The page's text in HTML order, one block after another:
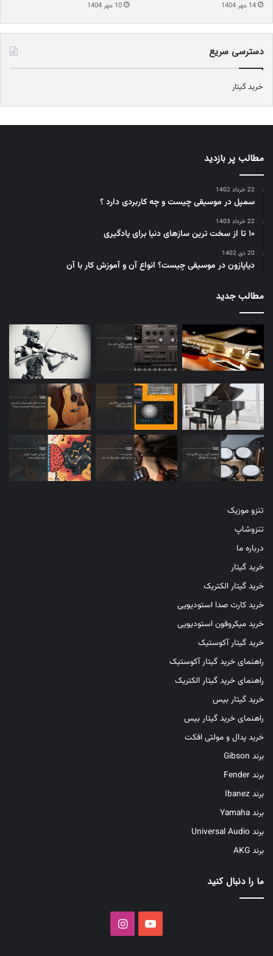
14 مهر 1404 10 مهر 1404
دسترسی سریع
خرید گیتار
مطالب پر بازدید
22 خرداد 1402
سمپل در موسیقی چیست و چه کاربردی دارد ؟
22 خرداد 1403
۱۰ تا از سخت ترین سازهای دنیا برای یادگیری
20 دی 1402
دیاپازون در موسیقی چیست؟ انواع آن و آموزش کار با آن
مطالب جدید
تنزو موزیک
تنزوشاپ
درباره ما
خرید گیتار
خرید گیتار الکتریک
خرید کارت صدا استودیویی
خرید میکروفون استودیویی
خرید گیتار آکوستیک
راهنمای خرید گیتار آکوستیک
راهنمای خرید گیتار الکتریک
خرید گیتار بیس
راهنمای خرید گیتار بیس
خرید پدال و مولتی افکت
برند Gibson
برند Fender
برند Ibanez
برند Yamaha
برند Universal Audio
برند AKG
ما را دنبال کنید
یوتیوب